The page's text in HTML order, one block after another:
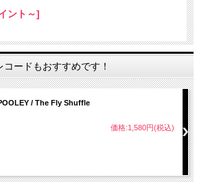
ント～]
ードもおすすめです！
/ The Fly Shuffle
価格:1,580円(税込)